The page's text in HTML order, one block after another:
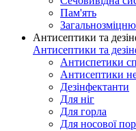
Пам'ять
Антисептики та
Антисептики та
Антиспетики
Антисептики
Дезінфектанти
Для ніг
Для горла
Для носової